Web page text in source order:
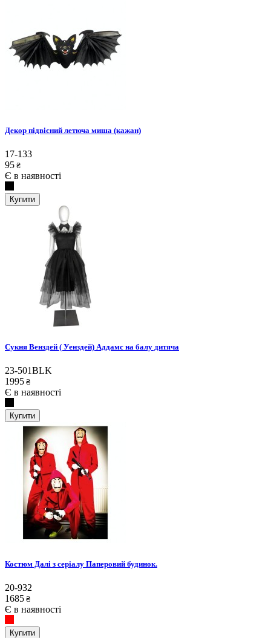
Декор підвісний летюча миша (кажан)
17-133
95 ₴
Є в наявності
Купити
Сукня Венздей ( Уенздей) Аддамс на балу дитяча
23-501BLK
1995 ₴
Є в наявності
Купити
Костюм Далі з серіалу Паперовий будинок.
20-932
1685 ₴
Є в наявності
Купити